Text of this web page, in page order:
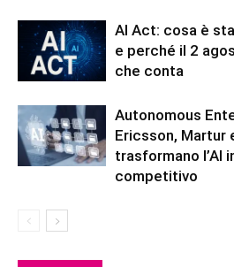
AI Act: cosa è
e perché il 2
che conta
Autonomous
Ericsson, Martur
trasformano l’AI
competitivo